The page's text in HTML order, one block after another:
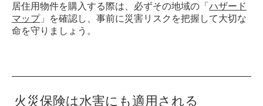
居住用物件を購入する際は、必ずその地域の「 ハザード
マップ」を確認し、事前に災害リスクを把握して大切な
命を守りましょう。
火災保険は水害にも適用される